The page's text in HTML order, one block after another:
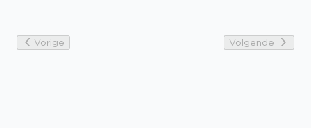
Vorige Volgende